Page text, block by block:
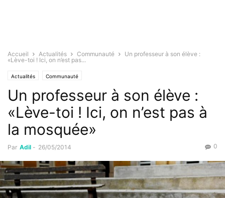
Accueil Actualités Communauté
Un professeur à son élève :
«Lève-toi ! Ici, on n’est pas...
Actualités Communauté
Un professeur à son élève :
«Lève-toi ! Ici, on n’est pas à
la mosquée»
Par Adil - 26/05/2014 0